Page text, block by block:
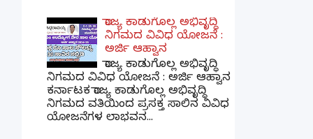
ರಾಜ್ಯ ಕಾಡುಗೊಲ್ಲ ಅಭಿವೃದ್ಧಿ
ನಿಗಮದ ವಿವಿಧ ಯೋಜನೆ :
ಅರ್ಜಿ ಆಹ್ವಾನ
ರಾಜ್ಯ ಕಾಡುಗೊಲ್ಲ ಅಭಿವೃದ್ಧಿ
ನಿಗಮದ ವಿವಿಧ ಯೋಜನೆ : ಅರ್ಜಿ ಆಹ್ವಾನ
ಕರ್ನಾಟಕ ರಾಜ್ಯ ಕಾಡುಗೊಲ್ಲ ಅಭಿವೃದ್ಧಿ
ನಿಗಮದ ವತಿಯಿಂದ ಪ್ರಸಕ್ತ ಸಾಲಿನ ವಿವಿಧ
ಯೋಜನೆಗಳ ಲಾಭವನ...